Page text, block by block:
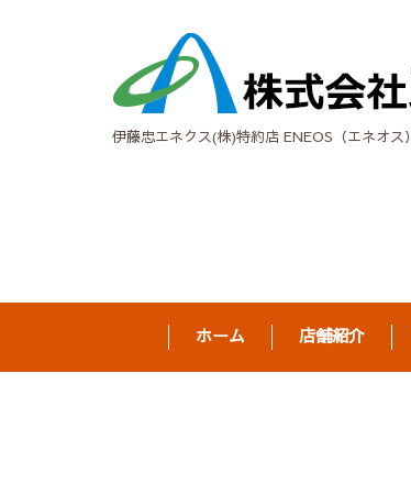
伊藤忠エネクス(株)特約店 ENEOS（エネオス）
ホーム 店舗紹介